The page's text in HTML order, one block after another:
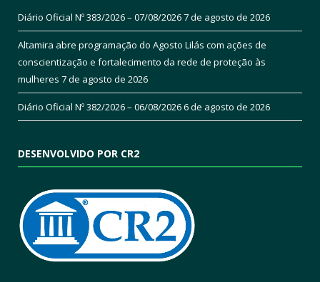
Diário Oficial Nº 383/2026 – 07/08/20267 de agosto de 2026
Altamira abre programação do Agosto Lilás com ações de
conscientização e fortalecimento da rede de proteção às
mulheres 7 de agosto de 2026
Diário Oficial Nº 382/2026 – 06/08/20266 de agosto de 2026
DESENVOLVIDO POR CR2